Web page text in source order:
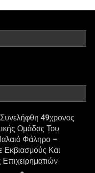
49χρονος
Ομάδας Του
Φάληρο –
Εκβιασμούς Και